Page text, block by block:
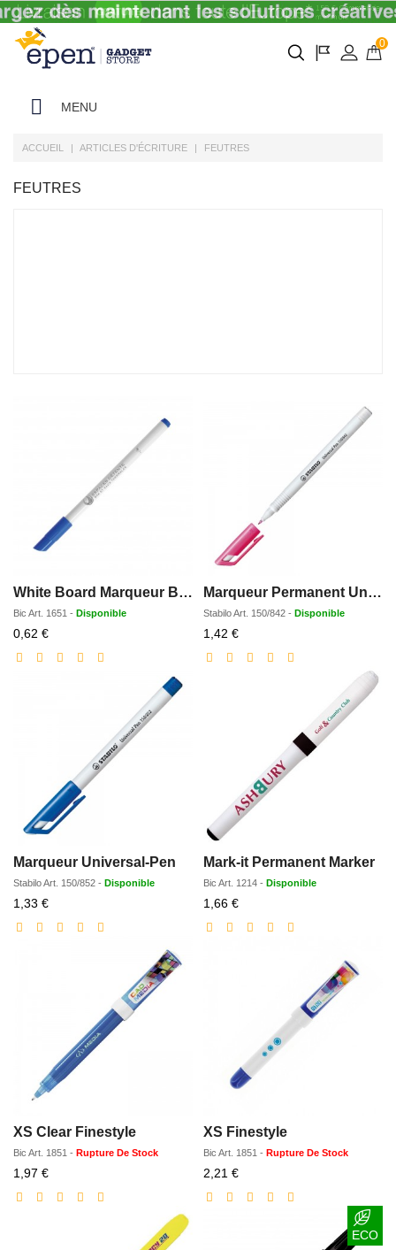
0
MENU
ACCUEIL ARTICLES D'ÉCRITURE FEUTRES
FEUTRES
White Board Marqueur BIC Fine
Bic Art. 1651 - Disponible
0,62 €Prix
réduit
Marqueur Permanent Universal-Pen
StabiloArt. 150/842 - Disponible
1,42 €Prix
réduit
Marqueur Universal-Pen
StabiloArt. 150/852 - Disponible
1,33 €Prix
réduit
Mark-it Permanent Marker
Bic Art. 1214 - Disponible
1,66 €Prix
réduit
XS Clear Finestyle
Bic Art. 1851 - Rupture De Stock
1,97 €Prix
réduit
XS Finestyle
Bic Art. 1851 - Rupture De Stock
2,21 €Prix
réduit
ECO